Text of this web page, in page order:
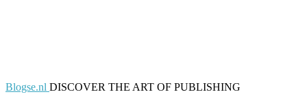
Blogse.nl DISCOVER THE ART OF PUBLISHING